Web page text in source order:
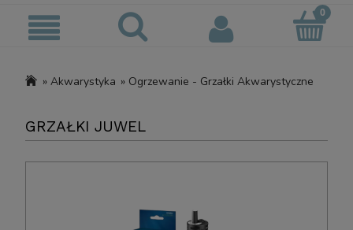
» Akwarystyka » Ogrzewanie - Grzałki Akwarystyczne
GRZAŁKI JUWEL